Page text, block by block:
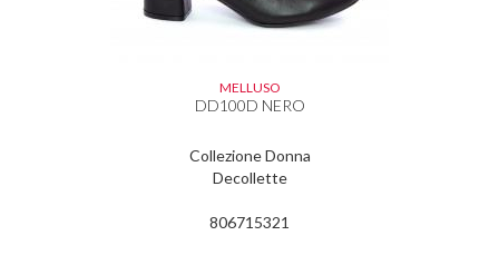
MELLUSO
DD100D NERO
Collezione Donna
Decollette
806715321